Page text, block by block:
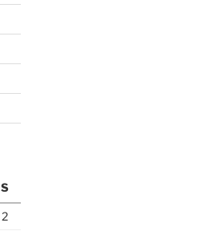
S
2